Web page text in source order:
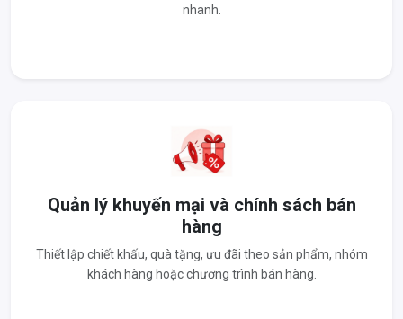
nhanh.
Quản lý khuyến mại và chính sách bán
hàng
Thiết lập chiết khấu, quà tặng, ưu đãi theo sản phẩm, nhóm
khách hàng hoặc chương trình bán hàng.